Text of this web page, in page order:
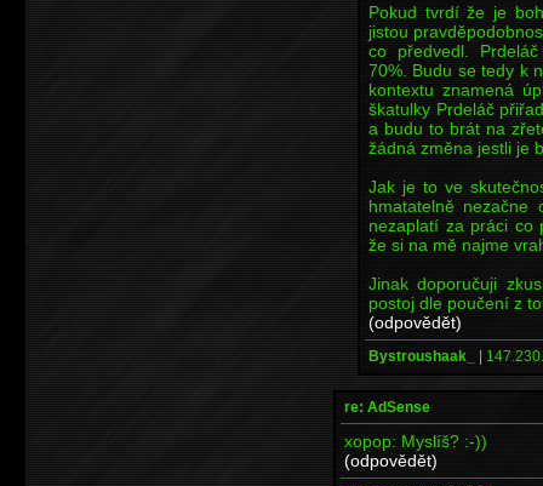
Pokud tvrdí že je
jistou
co předvedl.
70%. Budu se tedy k
kontextu znamená
škatulky Prdeláč
a budu to brát na
žádná změna jestli je
Jak je to ve
hmatatelně nezačne
nezaplatí za práci co
že si na mě najme
Jinak doporučuji
postoj dle poučení z
(odpovědět)
Bystroushaak_ |
re: AdSense
xopop: Myslíš? :-))
(odpovědět)